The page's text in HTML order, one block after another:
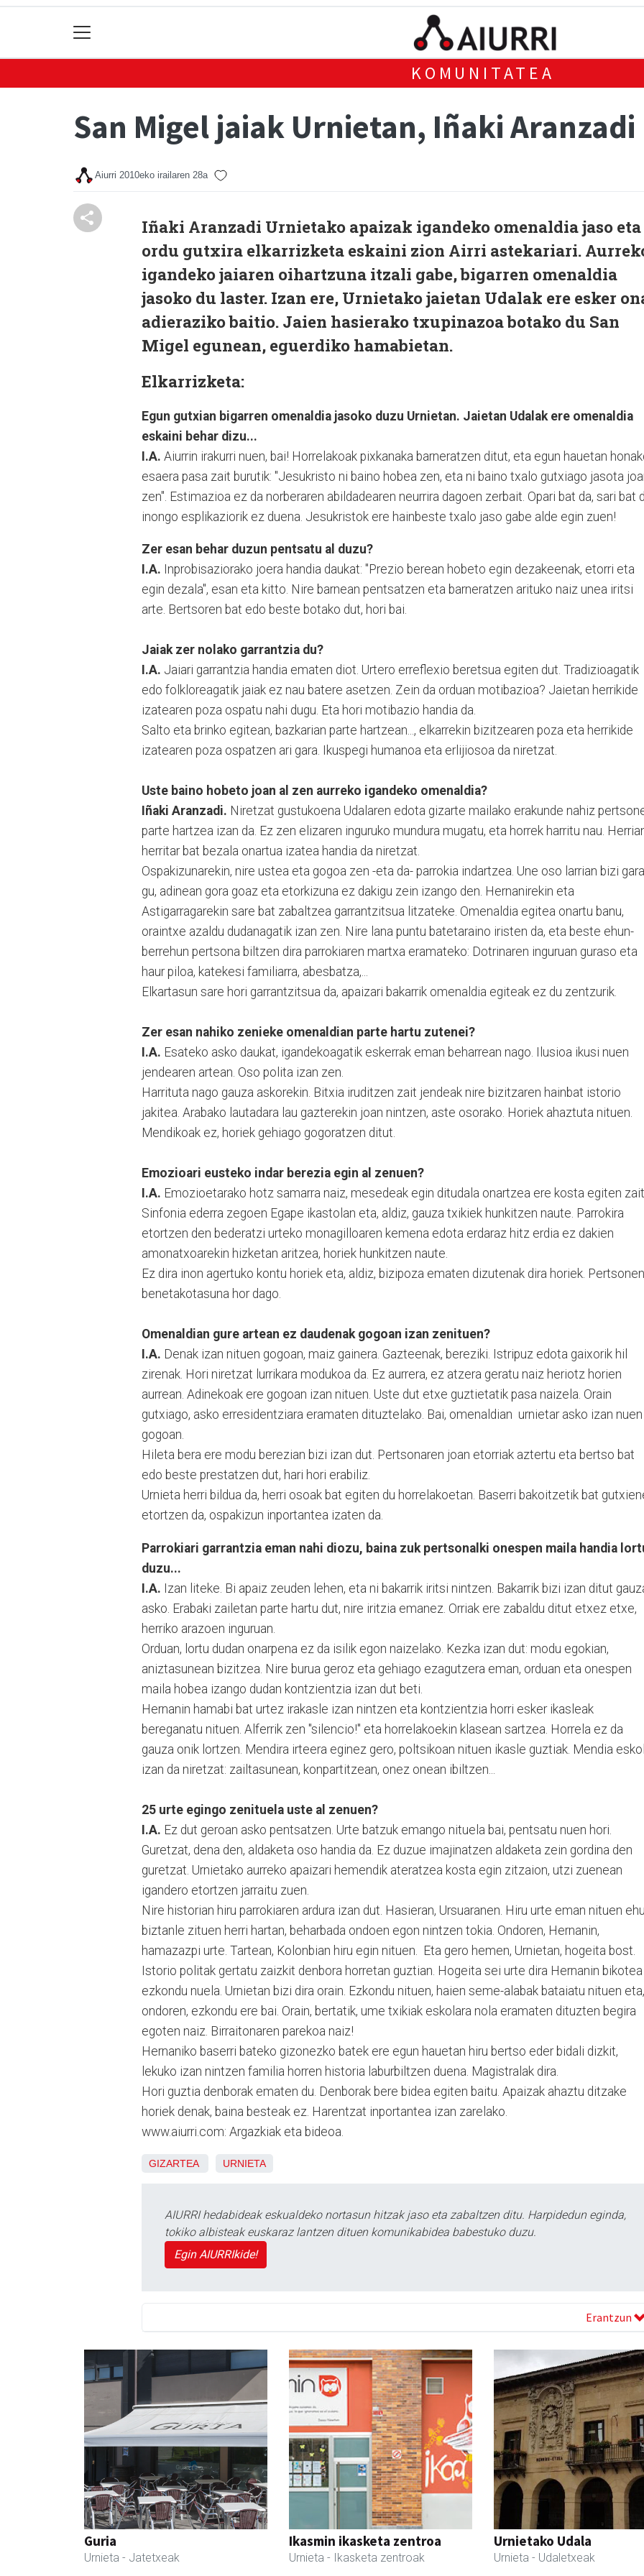
KOMUNITATEA
San Migel jaiak Urnietan, Iñaki Aranzadi
Aiurri 2010eko irailaren 28a
Iñaki Aranzadi Urnietako apaizak igandeko omenaldia jaso eta
ordu gutxira elkarrizketa eskaini zion Airri astekariari.
igandeko jaiaren oihartzuna itzali gabe, bigarren omenaldia
jasoko du laster. Izan ere, Urnietako jaietan Udalak ere esker
adieraziko baitio. Jaien hasierako txupinazoa botako du San
Migel egunean, eguerdiko hamabietan.
Elkarrizketa:
Egun gutxian bigarren omenaldia jasoko duzu Urnietan. Jaietan Udalak ere omenaldia
eskaini behar dizu...
I.A. Aiurrin irakurri nuen, bai! Horrelakoak pixkanaka barneratzen ditut, eta egun hauetan
esaera pasa zait burutik: "Jesukristo ni baino hobea zen, eta ni baino txalo gutxiago jasota
zen". Estimazioa ez da norberaren abildadearen neurrira dagoen zerbait. Opari bat da, sari bat
inongo esplikaziorik ez duena. Jesukristok ere hainbeste txalo jaso gabe alde egin zuen!
Zer esan behar duzun pentsatu al duzu?
I.A. Inprobisaziorako joera handia daukat: "Prezio berean hobeto egin dezakeenak, etorri eta
egin dezala", esan eta kitto. Nire barnean pentsatzen eta barneratzen arituko naiz unea iritsi
arte. Bertsoren bat edo beste botako dut, hori bai.
Jaiak zer nolako garrantzia du?
I.A. Jaiari garrantzia handia ematen diot. Urtero erreflexio beretsua egiten dut. Tradizioagatik
edo folkloreagatik jaiak ez nau batere asetzen. Zein da orduan motibazioa? Jaietan herrikide
izatearen poza ospatu nahi dugu. Eta hori motibazio handia da.
Salto eta brinko egitean, bazkarian parte hartzean..., elkarrekin bizitzearen poza eta herrikide
izatearen poza ospatzen ari gara. Ikuspegi humanoa eta erlijiosoa da niretzat.
Uste baino hobeto joan al zen aurreko igandeko omenaldia?
Iñaki Aranzadi. Niretzat gustukoena Udalaren edota gizarte mailako erakunde nahiz
parte hartzea izan da. Ez zen elizaren inguruko mundura mugatu, eta horrek harritu nau.
herritar bat bezala onartua izatea handia da niretzat.
Ospakizunarekin, nire ustea eta gogoa zen -eta da- parrokia indartzea. Une oso larrian bizi gara
gu, adinean gora goaz eta etorkizuna ez dakigu zein izango den. Hernanirekin eta
Astigarragarekin sare bat zabaltzea garrantzitsua litzateke. Omenaldia egitea onartu banu,
oraintxe azaldu dudanagatik izan zen. Nire lana puntu batetaraino iristen da, eta beste ehun-
berrehun pertsona biltzen dira parrokiaren martxa eramateko: Dotrinaren inguruan guraso eta
haur piloa, katekesi familiarra, abesbatza,...
Elkartasun sare hori garrantzitsua da, apaizari bakarrik omenaldia egiteak ez du zentzurik.
Zer esan nahiko zenieke omenaldian parte hartu zutenei?
I.A. Esateko asko daukat, igandekoagatik eskerrak eman beharrean nago. Ilusioa ikusi nuen
jendearen artean. Oso polita izan zen.
Harrituta nago gauza askorekin. Bitxia iruditzen zait jendeak nire bizitzaren hainbat istorio
jakitea. Arabako lautadara lau gazterekin joan nintzen, aste osorako. Horiek ahaztuta nituen.
Mendikoak ez, horiek gehiago gogoratzen ditut.
Emozioari eusteko indar berezia egin al zenuen?
I.A. Emozioetarako hotz samarra naiz, mesedeak egin ditudala onartzea ere kosta egiten
Sinfonia ederra zegoen Egape ikastolan eta, aldiz, gauza txikiek hunkitzen naute. Parrokira
etortzen den bederatzi urteko monagilloaren kemena edota erdaraz hitz erdia ez dakien
amonatxoarekin hizketan aritzea, horiek hunkitzen naute.
Ez dira inon agertuko kontu horiek eta, aldiz, bizipoza ematen dizutenak dira horiek. Pertsonen
benetakotasuna hor dago.
Omenaldian gure artean ez daudenak gogoan izan zenituen?
I.A. Denak izan nituen gogoan, maiz gainera. Gazteenak, bereziki. Istripuz edota gaixorik hil
zirenak. Hori niretzat lurrikara modukoa da. Ez aurrera, ez atzera geratu naiz heriotz horien
aurrean. Adinekoak ere gogoan izan nituen. Uste dut etxe guztietatik pasa naizela. Orain
gutxiago, asko erresidentziara eramaten dituztelako. Bai, omenaldian urnietar asko izan nuen
gogoan.
Hileta bera ere modu berezian bizi izan dut. Pertsonaren joan etorriak aztertu eta bertso bat
edo beste prestatzen dut, hari hori erabiliz.
Urnieta herri bildua da, herri osoak bat egiten du horrelakoetan. Baserri bakoitzetik bat
etortzen da, ospakizun inportantea izaten da.
Parrokiari garrantzia eman nahi diozu, baina zuk pertsonalki onespen maila handia
duzu...
I.A. Izan liteke. Bi apaiz zeuden lehen, eta ni bakarrik iritsi nintzen. Bakarrik bizi izan ditut
asko. Erabaki zailetan parte hartu dut, nire iritzia emanez. Orriak ere zabaldu ditut etxez etxe,
herriko arazoen inguruan.
Orduan, lortu dudan onarpena ez da isilik egon naizelako. Kezka izan dut: modu egokian,
aniztasunean bizitzea. Nire burua geroz eta gehiago ezagutzera eman, orduan eta onespen
maila hobea izango dudan kontzientzia izan dut beti.
Hernanin hamabi bat urtez irakasle izan nintzen eta kontzientzia horri esker ikasleak
bereganatu nituen. Alferrik zen "silencio!" eta horrelakoekin klasean sartzea. Horrela ez da
gauza onik lortzen. Mendira irteera eginez gero, poltsikoan nituen ikasle guztiak. Mendia
izan da niretzat: zailtasunean, konpartitzean, onez onean ibiltzen...
25 urte egingo zenituela uste al zenuen?
I.A. Ez dut geroan asko pentsatzen. Urte batzuk emango nituela bai, pentsatu nuen hori.
Guretzat, dena den, aldaketa oso handia da. Ez duzue imajinatzen aldaketa zein gordina den
guretzat. Urnietako aurreko apaizari hemendik ateratzea kosta egin zitzaion, utzi zuenean
igandero etortzen jarraitu zuen.
Nire historian hiru parrokiaren ardura izan dut. Hasieran, Ursuaranen. Hiru urte eman nituen
biztanle zituen herri hartan, beharbada ondoen egon nintzen tokia. Ondoren, Hernanin,
hamazazpi urte. Tartean, Kolonbian hiru egin nituen. Eta gero hemen, Urnietan, hogeita bost.
Istorio politak gertatu zaizkit denbora horretan guztian. Hogeita sei urte dira Hernanin bikotea
ezkondu nuela. Urnietan bizi dira orain. Ezkondu nituen, haien seme-alabak bataiatu nituen eta,
ondoren, ezkondu ere bai. Orain, bertatik, ume txikiak eskolara nola eramaten dituzten begira
egoten naiz. Birraitonaren parekoa naiz!
Hernaniko baserri bateko gizonezko batek ere egun hauetan hiru bertso eder bidali dizkit,
lekuko izan nintzen familia horren historia laburbiltzen duena. Magistralak dira.
Hori guztia denborak ematen du. Denborak bere bidea egiten baitu. Apaizak ahaztu ditzake
horiek denak, baina besteak ez. Harentzat inportantea izan zarelako.
www.aiurri.com: Argazkiak eta bideoa.
GIZARTEA URNIETA
AIURRI hedabideak eskualdeko nortasun hitzak jaso eta zabaltzen ditu. Harpidedun eginda,
tokiko albisteak euskaraz lantzen dituen komunikabidea babestuko duzu.
Egin AIURRIkide!
Erantzun
Guria
Urnieta - Jatetxeak
Ikasmin ikasketa zentroa
Urnieta - Ikasketa zentroak
Urnietako Udala
Urnieta - Udaletxeak